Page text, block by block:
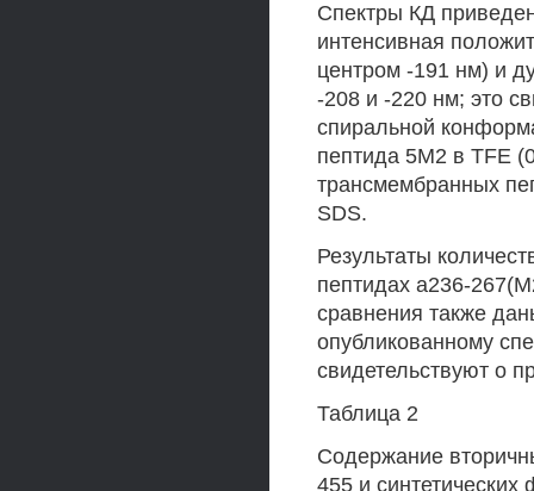
Спектры КД
интенсивная
центром -191 нм) и
-208 и -220 нм; это
спиральной
пептида 5М2 в TFE
трансмембранных
SDS.
Результаты
пептидах а236-
сравнения также
опубликованному
свидетельствуют о
Таблица 2
Содержание
455 и